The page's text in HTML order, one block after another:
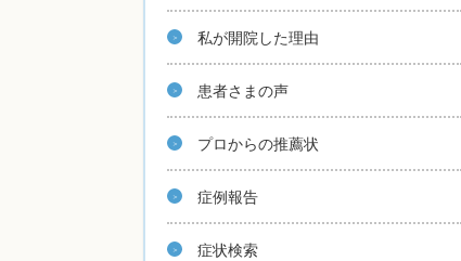
私が開院した理由
患者さまの声
プロからの推薦状
症例報告
症状検索